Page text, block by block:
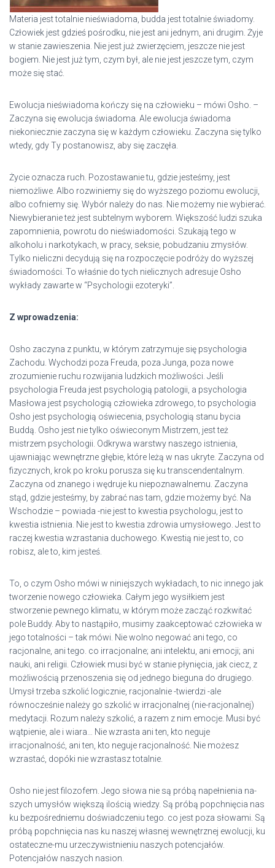
Materia jest totalnie nieświadoma, budda jest totalnie świadomy.
Człowiek jest gdzieś pośrodku, nie jest ani jednym, ani drugim. Żyje
w stanie zawieszenia. Nie jest już zwierzęciem, jeszcze nie jest
bogiem. Nie jest już tym, czym był, ale nie jest jeszcze tym, czym
może się stać.
Ewolucja nieświadoma kończy się na człowieku – mówi Osho. –
Zaczyna się ewolucja świadoma. Ale ewolucja świadoma
niekoniecznie zaczyna się w każdym człowieku. Zaczyna się tylko
wtedy, gdy Ty postanowisz, aby się zaczęła.
Życie oznacza ruch. Pozostawanie tu, gdzie jesteśmy, jest
niemożliwe. Albo rozwiniemy się do wyższego poziomu ewolucji,
albo cofniemy się. Wybór należy do nas. Nie możemy nie wybierać.
Niewybieranie też jest subtelnym wyborem. Większość ludzi szuka
zapomnienia, powrotu do nieświadomości. Szukają tego w
alkoholu i narkotykach, w pracy, seksie, pobudzaniu zmysłów.
Tylko nieliczni decydują się na rozpoczęcie podróży do wyższej
świadomości. To właśnie do tych nielicznych adresuje Osho
wykłady zawarte w “Psychologii ezoteryki”.
Z wprowadzenia:
Osho zaczyna z punktu, w którym zatrzymuje się psychologia
Zachodu. Wychodzi poza Freuda, poza Junga, poza nowe
zrozumienie ruchu rozwijania ludzkich możliwości. Jeśli
psychologia Freuda jest psychologią patologii, a psychologia
Masłowa jest psychologią człowieka zdrowego, to psychologia
Osho jest psychologią oświecenia, psychologią stanu bycia
Buddą. Osho jest nie tylko oświeconym Mistrzem, jest też
mistrzem psychologii. Odkrywa warstwy naszego istnienia,
ujawniając wewnętrzne głębie, które leżą w nas ukryte. Zaczyna od
fizycznych, krok po kroku porusza się ku transcendentalnym.
Zaczyna od znanego i wędruje ku niepoznawalnemu. Zaczyna
stąd, gdzie jesteśmy, by zabrać nas tam, gdzie możemy być. Na
Wschodzie – powiada -nie jest to kwestia psychologu, jest to
kwestia istnienia. Nie jest to kwestia zdrowia umysłowego. Jest to
raczej kwestia wzrastania duchowego. Kwestią nie jest to, co
robisz, ale to, kim jesteś.
To, o czym Osho mówi w niniejszych wykładach, to nic innego jak
tworzenie nowego człowieka. Całym jego wysiłkiem jest
stworzenie pewnego klimatu, w którym może zacząć rozkwitać
pole Buddy. Aby to nastąpiło, musimy zaakceptować człowieka w
jego totalności – tak mówi. Nie wolno negować ani tego, co
racjonalne, ani tego. co irracjonalne; ani intelektu, ani emocji; ani
nauki, ani religii. Człowiek musi być w stanie płynięcia, jak ciecz, z
możliwością przenoszenia się od jednego bieguna do drugiego.
Umysł trzeba szkolić logicznie, racjonalnie -twierdzi -ale
równocześnie należy go szkolić w irracjonalnej (nie-racjonalnej)
medytacji. Rozum należy szkolić, a razem z nim emocje. Musi być
wątpienie, ale i wiara… Nie wzrasta ani ten, kto neguje
irracjonalność, ani ten, kto neguje racjonalność. Nie możesz
wzrastać, dopóki nie wzrastasz totalnie.
Osho nie jest filozofem. Jego słowa nie są próbą napełnienia na-
szych umysłów większą ilością wiedzy. Są próbą popchnięcia nas
ku bezpośredniemu doświadczeniu tego. co jest poza słowami. Są
próbą popchnięcia nas ku naszej własnej wewnętrznej ewolucji, ku
ostateczne-mu urzeczywistnieniu naszych potencjałów.
Potencjałów naszych nasion.